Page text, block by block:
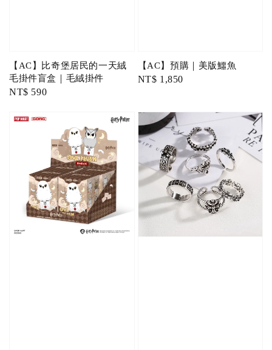
【AC】比奇堡居民的一天絨
毛掛件盲盒｜毛絨掛件
Regular
NT$ 590
【AC】預購｜美版鱷魚
Regular
NT$ 1,850